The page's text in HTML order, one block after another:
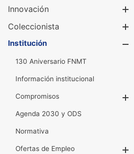
Innovación
Coleccionista
Institución
130 Aniversario FNMT
Información institucional
Compromisos
Agenda 2030 y ODS
Normativa
Ofertas de Empleo